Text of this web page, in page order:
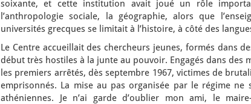
soixante, et cette institution avait joué un rôle
l’anthropologie sociale, la géographie, alors que
universités grecques se limitait à l’histoire, à côté des
Le Centre accueillait des chercheurs jeunes, formés dans
début très hostiles à la junte au pouvoir. Engagés dans des
les premiers arrêtés, dès septembre 1967, victimes de
emprisonnés. La mise au pas organisée par le régime
athéniennes. Je n’ai garde d’oublier mon ami, le